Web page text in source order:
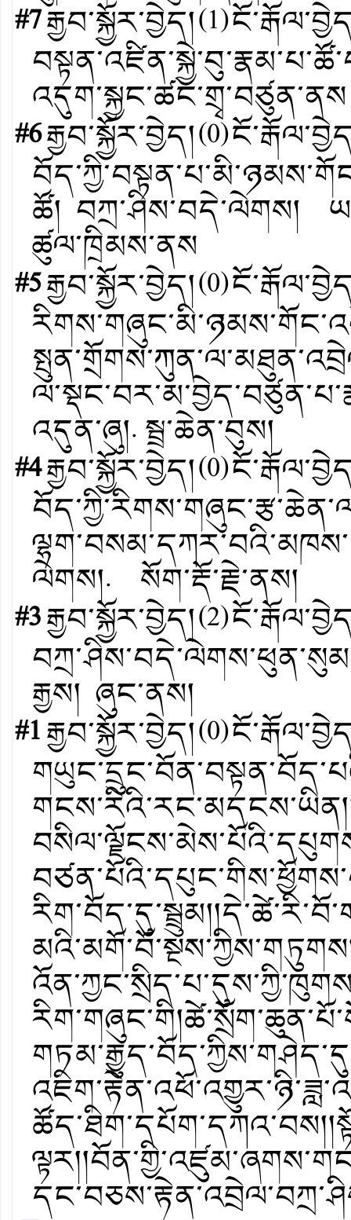
#7རྒྱབ་སྐྱོར་བྱེད།(1)
འདུག་སྐྱང་ཚང་གྲྭ་བཙུན་ནས
#6རྒྱབ་སྐྱོར་བྱེད།(0)
ཚོ། བཀྲ་ཤིས་བདེ་ལེགས།
ཚུལ་ཁྲིམས་ནས
#5རྒྱབ་སྐྱོར་བྱེད།(0)
འདུན་ཞུ།. སྦྲ་ཆེན་བུས།
#4རྒྱབ་སྐྱོར་བྱེད།(0)
ལེགས།. སོག་རྡོ་རྗེ་ནས།
#3རྒྱབ་སྐྱོར་བྱེད།(2)
རྒྱས། ཞུང་ནས།
#1རྒྱབ་སྐྱོར་བྱེད།(0)